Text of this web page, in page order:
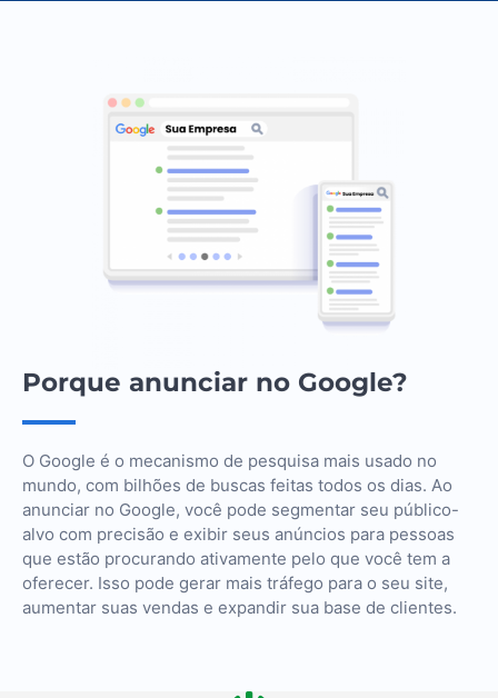
Porque anunciar no Google?
O Google é o mecanismo de pesquisa mais usado no
mundo, com bilhões de buscas feitas todos os dias. Ao
anunciar no Google, você pode segmentar seu público-
alvo com precisão e exibir seus anúncios para pessoas
que estão procurando ativamente pelo que você tem a
oferecer. Isso pode gerar mais tráfego para o seu site,
aumentar suas vendas e expandir sua base de clientes.